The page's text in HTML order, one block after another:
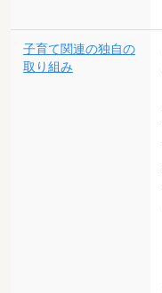
子育て関連の独自の
取り組み